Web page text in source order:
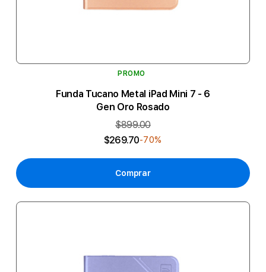
PROMO
Funda Tucano Metal iPad Mini 7 - 6
Gen Oro Rosado
$899.00
$269.70-70%
Comprar